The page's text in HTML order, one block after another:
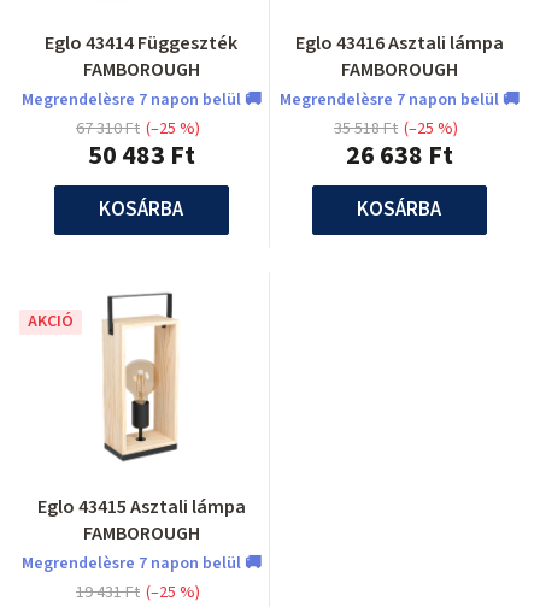
Eglo 43414 Függeszték
FAMBOROUGH
Megrendelèsre 7 napon belül 🚚
50 483 Ft
67 310 Ft (–25 %)
KOSÁRBA
Eglo 43416 Asztali lámpa
FAMBOROUGH
Megrendelèsre 7 napon belül 🚚
26 638 Ft
35 518 Ft (–25 %)
KOSÁRBA
AKCIÓ
Eglo 43415 Asztali lámpa
FAMBOROUGH
Megrendelèsre 7 napon belül 🚚
19 431 Ft (–25 %)